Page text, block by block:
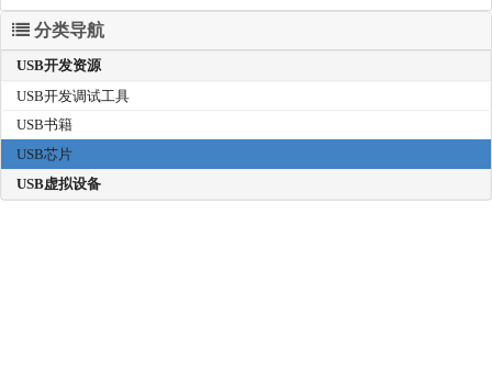
分类导航
USB开发资源
USB开发调试工具
USB书籍
USB芯片
USB虚拟设备